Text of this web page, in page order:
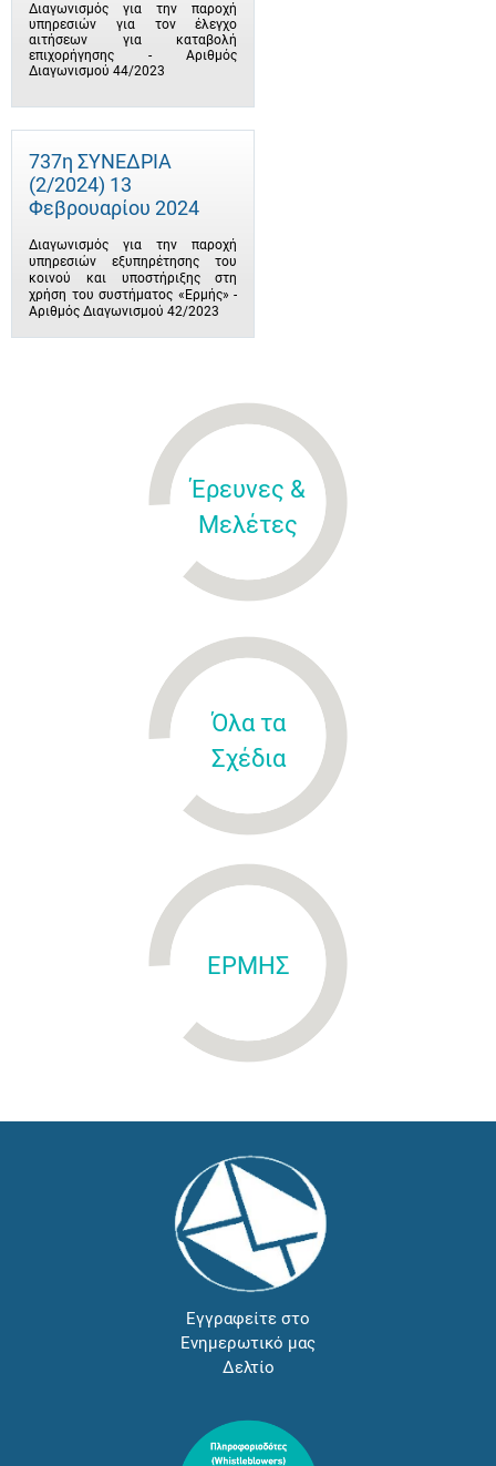
Διαγωνισμός για την παροχή
υπηρεσιών για τον έλεγχο
αιτήσεων για καταβολή
επιχορήγησης - Αριθμός
Διαγωνισμού 44/2023
737η ΣΥΝΕΔΡΙΑ
(2/2024) 13
Φεβρουαρίου 2024
Διαγωνισμός για την παροχή
υπηρεσιών εξυπηρέτησης του
κοινού και υποστήριξης στη
χρήση του συστήματος «Ερμής» -
Αριθμός Διαγωνισμού 42/2023
Έρευνες &
Μελέτες
Όλα τα
Σχέδια
ΕΡΜΗΣ
Εγγραφείτε στο
Ενημερωτικό μας
Δελτίο